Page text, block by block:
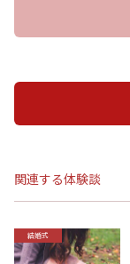
関連する体験談
結婚式